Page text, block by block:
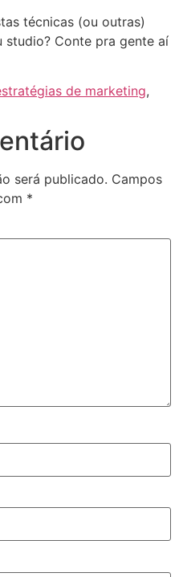
técnicas (ou outras)
studio? Conte pra gente aí
de marketing,
será publicado. Campos
*